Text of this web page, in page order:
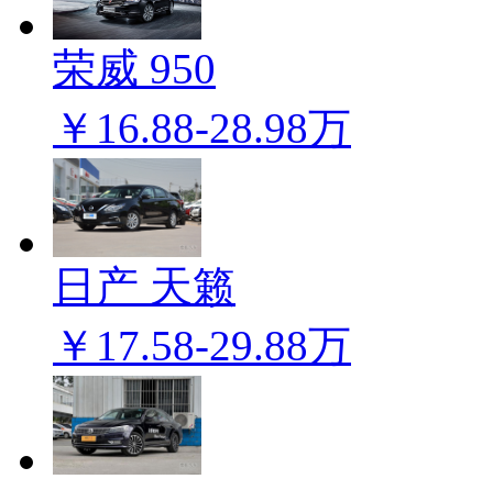
荣威 950
￥16.88-28.98万
日产 天籁
￥17.58-29.88万